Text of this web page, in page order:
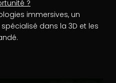
?
immersives, un
dans la 3D et les